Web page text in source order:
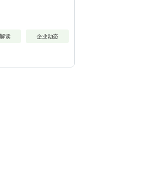
读 企业动态